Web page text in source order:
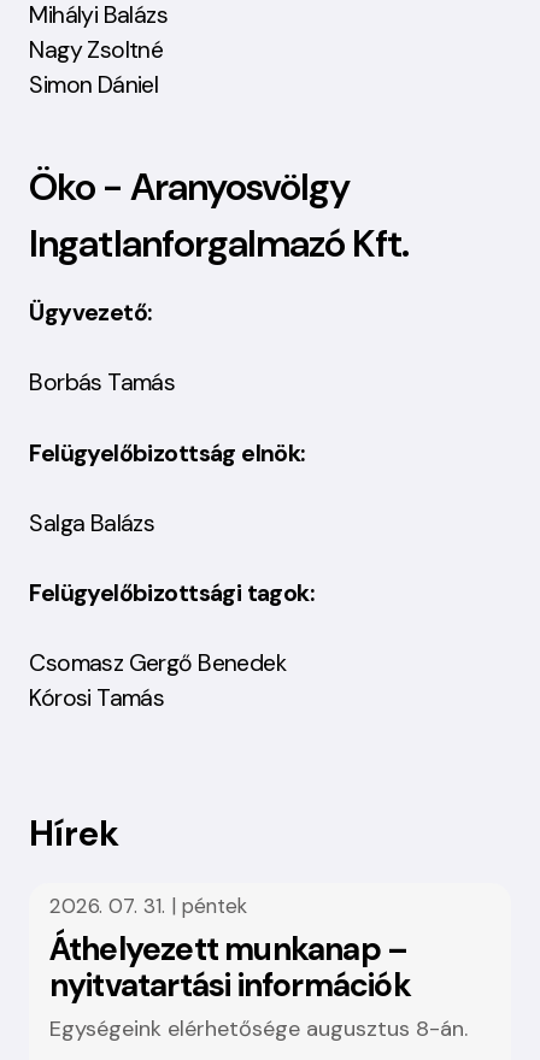
Mihályi Balázs
Nagy Zsoltné
Simon Dániel
Öko - Aranyosvölgy
Ingatlanforgalmazó Kft.
Ügyvezető:
Borbás Tamás
Felügyelőbizottság elnök:
Salga Balázs
Felügyelőbizottsági tagok:
Csomasz Gergő Benedek
Kórosi Tamás
Hírek
2026. 07. 31. | péntek
Áthelyezett munkanap –
nyitvatartási információk
Egységeink elérhetősége augusztus 8-án.